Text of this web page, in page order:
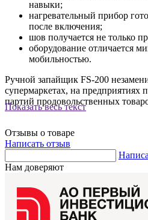
Показать весь текст
навыки;
нагревательный прибор
после включения;
шов получается не только
оборудование отличается
мобильностью.
Ручной запайщик FS-200
супермаркетах, на предприятиях
партий продовольственных
Отзывы о товаре
Написать отзыв
Нам доверяют